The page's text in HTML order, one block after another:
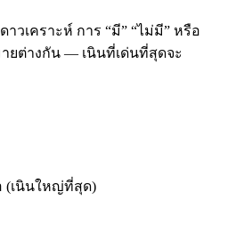
วเคราะห์ การ “มี” “ไม่มี” หรือ
ยต่างกัน — เนินที่เด่นที่สุดจะ
(เนินใหญ่ที่สุด)